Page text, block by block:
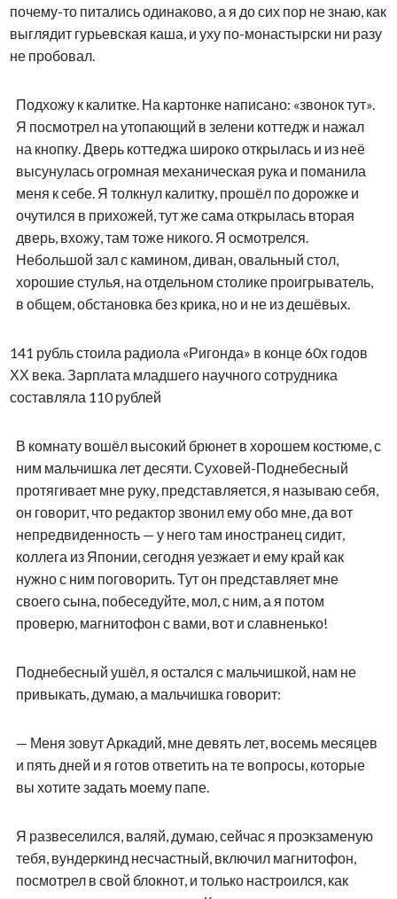
почему-то питались одинаково, а я до сих пор не знаю, как
выглядит гурьевская каша, и уху по-монастырски ни разу
не пробовал.
Подхожу к калитке. На картонке написано: «звонок тут».
Я посмотрел на утопающий в зелени коттедж и нажал
на кнопку. Дверь коттеджа широко открылась и из неё
высунулась огромная механическая рука и поманила
меня к себе. Я толкнул калитку, прошёл по дорожке и
очутился в прихожей, тут же сама открылась вторая
дверь, вхожу, там тоже никого. Я осмотрелся.
Небольшой зал с камином, диван, овальный стол,
хорошие стулья, на отдельном столике проигрыватель,
в общем, обстановка без крика, но и не из дешёвых.
141 рубль стоила радиола «Ригонда» в конце 60х годов
ХХ века. Зарплата младшего научного сотрудника
составляла 110 рублей
В комнату вошёл высокий брюнет в хорошем костюме, с
ним мальчишка лет десяти. Суховей-Поднебесный
протягивает мне руку, представляется, я называю себя,
он говорит, что редактор звонил ему обо мне, да вот
непредвиденность — у него там иностранец сидит,
коллега из Японии, сегодня уезжает и ему край как
нужно с ним поговорить. Тут он представляет мне
своего сына, побеседуйте, мол, с ним, а я потом
проверю, магнитофон с вами, вот и славненько!
Поднебесный ушёл, я остался с мальчишкой, нам не
привыкать, думаю, а мальчишка говорит:
— Меня зовут Аркадий, мне девять лет, восемь месяцев
и пять дней и я готов ответить на те вопросы, которые
вы хотите задать моему папе.
Я развеселился, валяй, думаю, сейчас я проэкзаменую
тебя, вундеркинд несчастный, включил магнитофон,
посмотрел в свой блокнот, и только настроился, как